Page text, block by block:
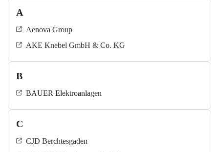
A
Aenova Group
AKE Knebel GmbH & Co. KG
B
BAUER Elektroanlagen
C
CJD Berchtesgaden